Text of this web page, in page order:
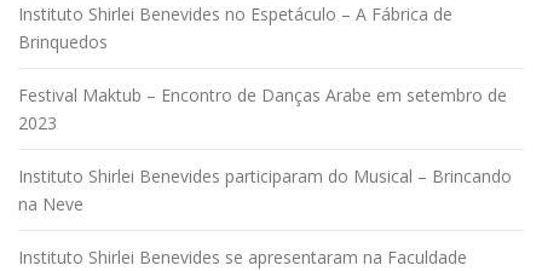
Instituto Shirlei Benevides no Espetáculo – A Fábrica de
Brinquedos
Festival Maktub – Encontro de Danças Arabe em setembro de
2023
Instituto Shirlei Benevides participaram do Musical – Brincando
na Neve
Instituto Shirlei Benevides se apresentaram na Faculdade